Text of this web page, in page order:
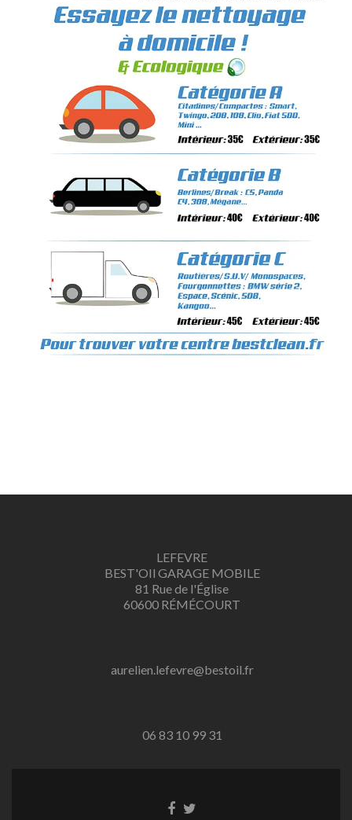
LEFEVRE
BEST'OIl GARAGE MOBILE
81 Rue de l'Église
60600 RÉMÉCOURT
aurelien.lefevre@bestoil.fr
06 83 10 99 31